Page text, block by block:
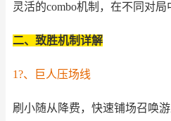
灵活的combo机制，在不同对
二、致胜机制详解
1?、巨人压场线
刷小随从降费，快速铺场召唤